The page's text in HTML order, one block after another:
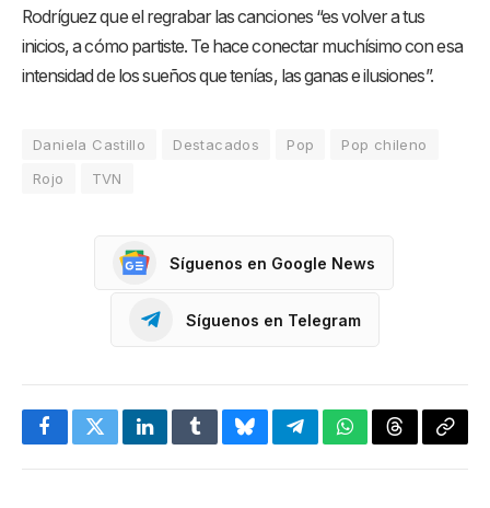
Rodríguez que el regrabar las canciones “es volver a tus
inicios, a cómo partiste. Te hace conectar muchísimo con esa
intensidad de los sueños que tenías, las ganas e ilusiones”.
Daniela Castillo Destacados Pop
Pop chileno
Rojo
TVN
Síguenos en Google News
Síguenos en Telegram
FacebookTwitterLinkedInTumblrBlueskyTelegramWhatsApp
Threads